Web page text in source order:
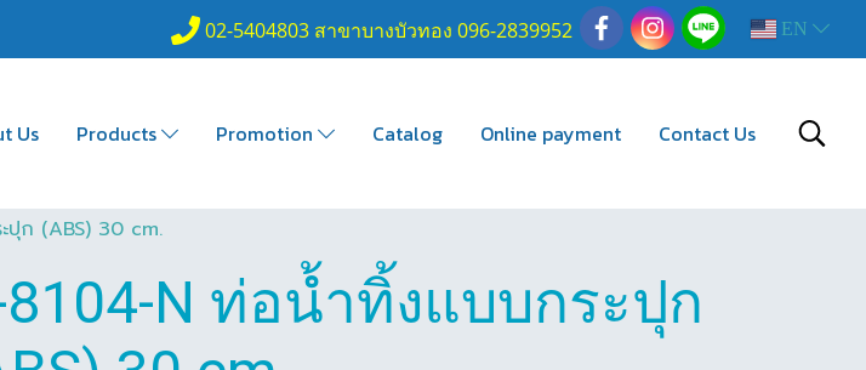
02-5404803 สาขาบางบัวทอง 096-2839952 EN
Us Products Promotion Catalog Online payment Contact Us
ปุก (ABS) 30 cm.
8104-N ท่อน้ำทิ้งแบบกระปุก